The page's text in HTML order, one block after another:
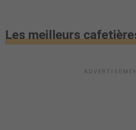
Les meilleurs